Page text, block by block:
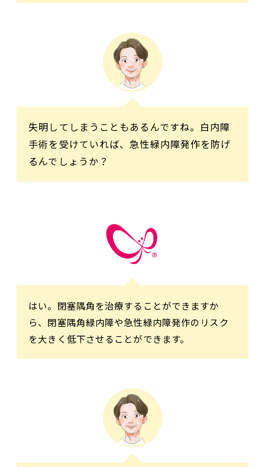
失明してしまうこともあるんですね。白内障
手術を受けていれば、急性緑内障発作を防げ
るんでしょうか？
はい。閉塞隅角を治療することができますか
ら、閉塞隅角緑内障や急性緑内障発作のリスク
を大きく低下させることができます。